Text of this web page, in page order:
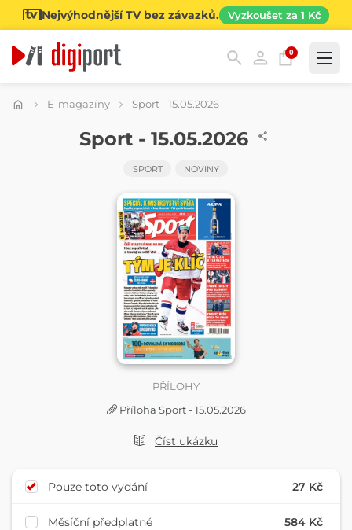
Nejvýhodnější TV bez závazků. Vyzkoušet za 1 Kč
0
Kategorie
E-magazíny Sport - 15.05.2026
PŘÍLOHY
Příloha Sport - 15.05.2026
Číst ukázku
Sport - 15.05.2026
SPORT NOVINY
Pouze toto vydání 27 Kč
Měsíční předplatné 584 Kč